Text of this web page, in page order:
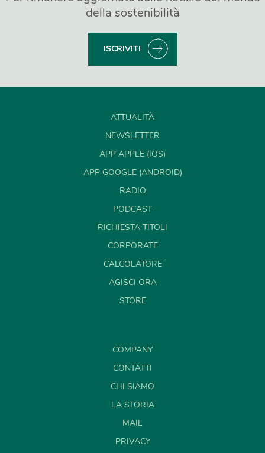
della sostenibilità
ISCRIVITI
ATTUALITÀ
NEWSLETTER
APP APPLE (IOS)
APP GOOGLE (ANDROID)
RADIO
PODCAST
RICHIESTA TITOLI
CORPORATE
CALCOLATORE
AGISCI ORA
STORE
COMPANY
CONTATTI
CHI SIAMO
LA STORIA
MAIL
PRIVACY